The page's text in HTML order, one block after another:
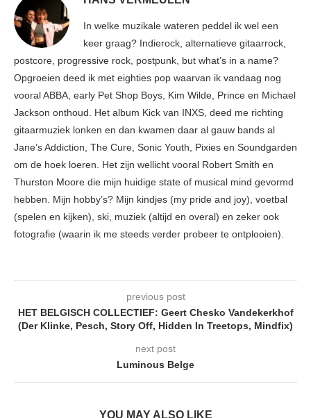
In welke muzikale wateren peddel ik wel een
keer graag? Indierock, alternatieve gitaarrock,
postcore, progressive rock, postpunk, but what’s in a name?
Opgroeien deed ik met eighties pop waarvan ik vandaag nog
vooral ABBA, early Pet Shop Boys, Kim Wilde, Prince en Michael
Jackson onthoud. Het album Kick van INXS, deed me richting
gitaarmuziek lonken en dan kwamen daar al gauw bands al
Jane’s Addiction, The Cure, Sonic Youth, Pixies en Soundgarden
om de hoek loeren. Het zijn wellicht vooral Robert Smith en
Thurston Moore die mijn huidige state of musical mind gevormd
hebben. Mijn hobby’s? Mijn kindjes (my pride and joy), voetbal
(spelen en kijken), ski, muziek (altijd en overal) en zeker ook
fotografie (waarin ik me steeds verder probeer te ontplooien).
previous post
HET BELGISCH COLLECTIEF: Geert Chesko Vandekerkhof
(Der Klinke, Pesch, Story Off, Hidden In Treetops, Mindfix)
next post
Luminous Belge
YOU MAY ALSO LIKE